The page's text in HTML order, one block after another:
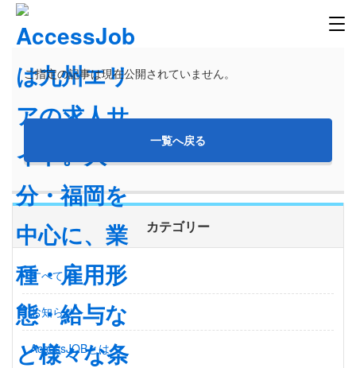
ご指定の記事は現在公開されていません。
一覧へ戻る
カテゴリー
すべて
お知らせ
AccessJOBとは